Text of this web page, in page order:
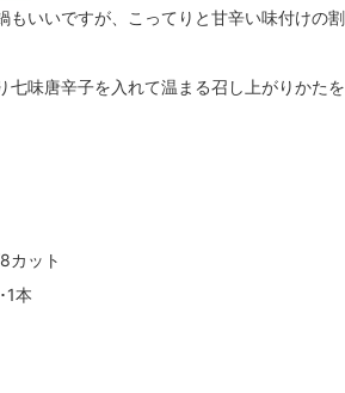
もいいですが、こってりと甘辛い味付けの割
七味唐辛子を入れて温まる召し上がりかたを
カット
1本